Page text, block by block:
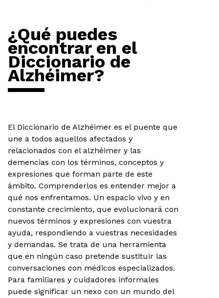
¿Qué puedes
encontrar en el
Diccionario de
Alzhéimer?
El Diccionario de Alzhéimer es el puente que
une a todos aquellos afectados y
relacionados con el alzhéimer y las
demencias con los términos, conceptos y
expresiones que forman parte de este
ámbito. Comprenderlos es entender mejor a
qué nos enfrentamos. Un espacio vivo y en
constante crecimiento, que evolucionará con
nuevos términos y expresiones con vuestra
ayuda, respondiendo a vuestras necesidades
y demandas. Se trata de una herramienta
que en ningún caso pretende sustituir las
conversaciones con médicos especializados.
Para familiares y cuidadores informales
puede significar un nexo con un mundo del